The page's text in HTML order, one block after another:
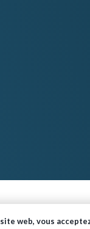
web, vous